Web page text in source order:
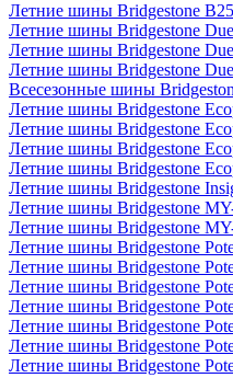
Летние шины Bridgestone
Летние шины Bridgestone
Летние шины Bridgestone
Летние шины Bridgestone
Всесезонные шины
Летние шины Bridgestone
Летние шины Bridgestone
Летние шины Bridgestone
Летние шины Bridgestone
Летние шины Bridgestone
Летние шины Bridgestone
Летние шины Bridgestone
Летние шины Bridgestone
Летние шины Bridgestone
Летние шины Bridgestone
Летние шины Bridgestone
Летние шины Bridgestone
Летние шины Bridgestone
Летние шины Bridgestone